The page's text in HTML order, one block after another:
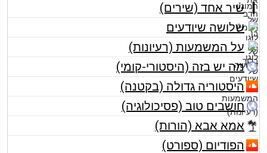
שיר אחד (שירים)
שלושה שיודעים
על המשמעות (רעיונות)
מה יש בזה (היסטורי-קומי)
היסטוריה גדולה (בקטנה)
חושבים טוב (פסיכולוגיה)
אמא אבא (הורות)
הפודיום (ספורט)